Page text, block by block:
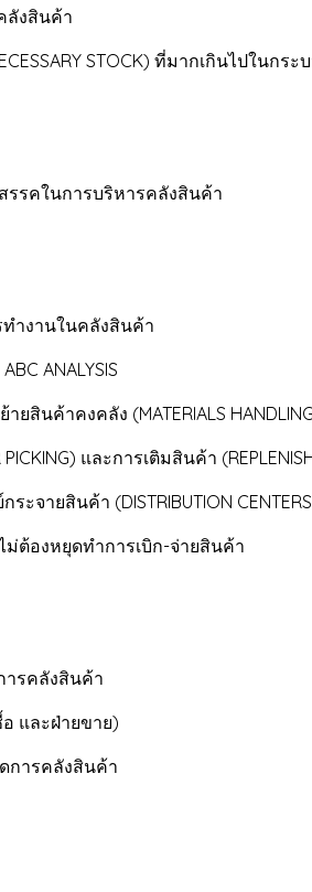
ลังสินค้า
STOCK) ที่มากเกินไปในกระ
รคในการบริหารคลังสินค้า
ำงานในคลังสินค้า
ANALYSIS
นค้าคงคลัง (MATERIALS
และการเติมสินค้า
ายสินค้า (DISTRIBUTION
ต้องหยุดทำการเบิก-จ่ายสินค้า
ารคลังสินค้า
และฝ่ายขาย)
การคลังสินค้า